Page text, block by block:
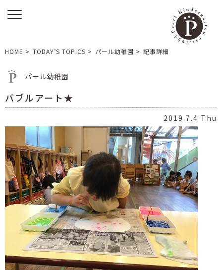
HOME > TODAY’S TOPICS > パール幼稚園 > 記事詳細
パール幼稚園
バブルアート★
2019.7.4 Thu